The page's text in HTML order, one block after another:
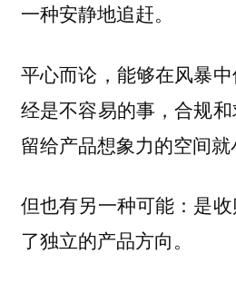
一种安静地追赶。
平心而论，能够在风暴
经是不容易的事，合规和
留给产品想象力的空间就
但也有另一种可能：是
了独立的产品方向。